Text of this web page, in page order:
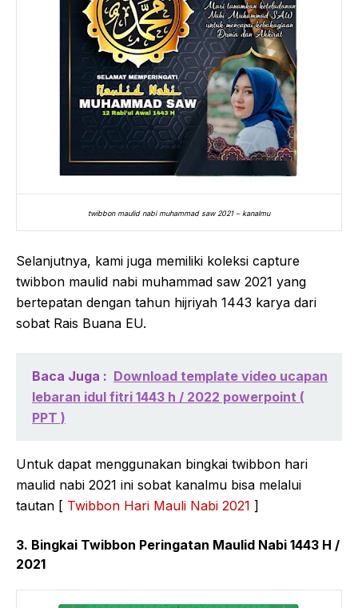
twibbon maulid nabi muhammad saw 2021 – kanalmu
Selanjutnya, kami juga memiliki koleksi capture
twibbon maulid nabi muhammad saw 2021 yang
bertepatan dengan tahun hijriyah 1443 karya dari
sobat Rais Buana EU.
Baca Juga : Download template video ucapan
lebaran idul fitri 1443 h / 2022 powerpoint (
PPT )
Untuk dapat menggunakan bingkai twibbon hari
maulid nabi 2021 ini sobat kanalmu bisa melalui
tautan [ Twibbon Hari Mauli Nabi 2021 ]
3. Bingkai Twibbon Peringatan Maulid Nabi 1443 H /
2021